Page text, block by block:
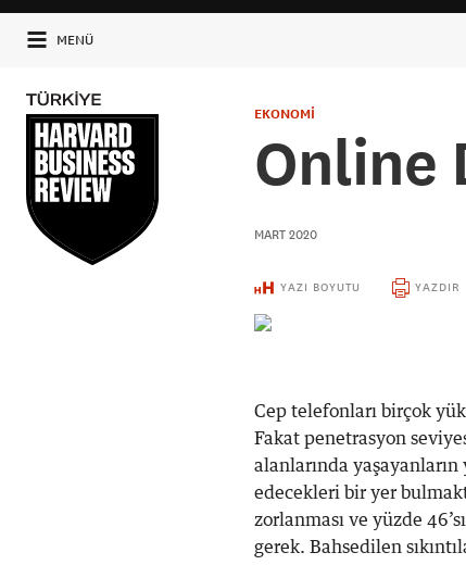
MENÜ
EKONOMİ
Online
MART 2020
YAZI BOYUTU YAZDIR
Cep telefonları birçok
Fakat penetrasyon
alanlarında yaşayanların
edecekleri bir yer
zorlanması ve yüzde
gerek. Bahsedilen